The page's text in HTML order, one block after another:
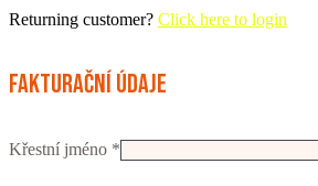
Returning customer? Click here to login
Fakturační údaje
Křestní jméno *